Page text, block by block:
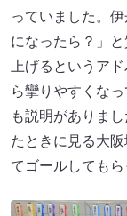
っていました。
になったら？」
上げるというア
ら攣りやすくな
も説明がありま
たときに見る大
てゴールしても